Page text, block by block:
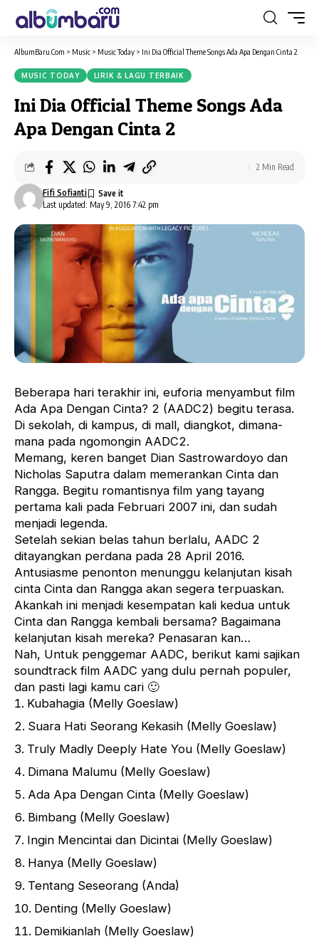
AlbumBaru.Com > Music > Music Today > Ini Dia Official Theme Songs Ada Apa Dengan Cinta 2
MUSIC TODAY LIRIK & LAGU TERBAIK
Ini Dia Official Theme Songs Ada
Apa Dengan Cinta 2
Last updated: May 9, 2016 7:42 pm
Fifi Sofianti
2 Min Read
Beberapa hari terakhir ini, euforia menyambut film
Ada Apa Dengan Cinta? 2 (AADC2) begitu terasa.
Di sekolah, di kampus, di mall, diangkot, dimana-
mana pada ngomongin AADC2.
Memang, keren banget Dian Sastrowardoyo dan
Nicholas Saputra dalam memerankan Cinta dan
Rangga. Begitu romantisnya film yang tayang
pertama kali pada Februari 2007 ini, dan sudah
menjadi legenda.
Setelah sekian belas tahun berlalu, AADC 2
ditayangkan perdana pada 28 April 2016.
Antusiasme penonton menunggu kelanjutan kisah
cinta Cinta dan Rangga akan segera terpuaskan.
Akankah ini menjadi kesempatan kali kedua untuk
Cinta dan Rangga kembali bersama? Bagaimana
kelanjutan kisah mereka? Penasaran kan…
Nah, Untuk penggemar AADC, berikut kami sajikan
soundtrack film AADC yang dulu pernah populer,
dan pasti lagi kamu cari 🙂
Kubahagia (Melly Goeslaw)
Suara Hati Seorang Kekasih (Melly Goeslaw)
Truly Madly Deeply Hate You (Melly Goeslaw)
Dimana Malumu (Melly Goeslaw)
Ada Apa Dengan Cinta (Melly Goeslaw)
Bimbang (Melly Goeslaw)
Ingin Mencintai dan Dicintai (Melly Goeslaw)
Hanya (Melly Goeslaw)
Tentang Seseorang (Anda)
Denting (Melly Goeslaw)
Demikianlah (Melly Goeslaw)